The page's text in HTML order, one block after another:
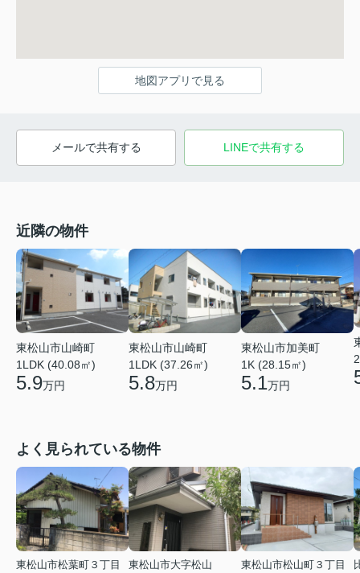
地図アプリで見る
メールで共有する LINEで共有する
近隣の物件
東松山市山崎町
1LDK (40.08㎡)
5.9万円
東松山市山崎町
1LDK (37.26㎡)
5.8万円
東松山市加美町
1K (28.15㎡)
5.1万円
よく見られている物件
東松山市松葉町３丁目
東松山市大字松山
東松山市松山町３丁目